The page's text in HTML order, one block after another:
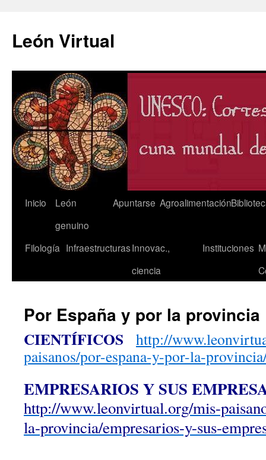
León Virtual
Saltar
contenido
Inicio
León
genuino
Apuntarse Agroalimentación
Filología InfraestructurasInnovac.,
ciencia
Instituciones
Por España y por la provincia
CIENTÍFICOS
http://
paisanos/por-espana-y-por-la-
EMPRESARIOS Y SUS
http://www.leonvirtual.org/mis-
la-provincia/empresarios-y-sus-